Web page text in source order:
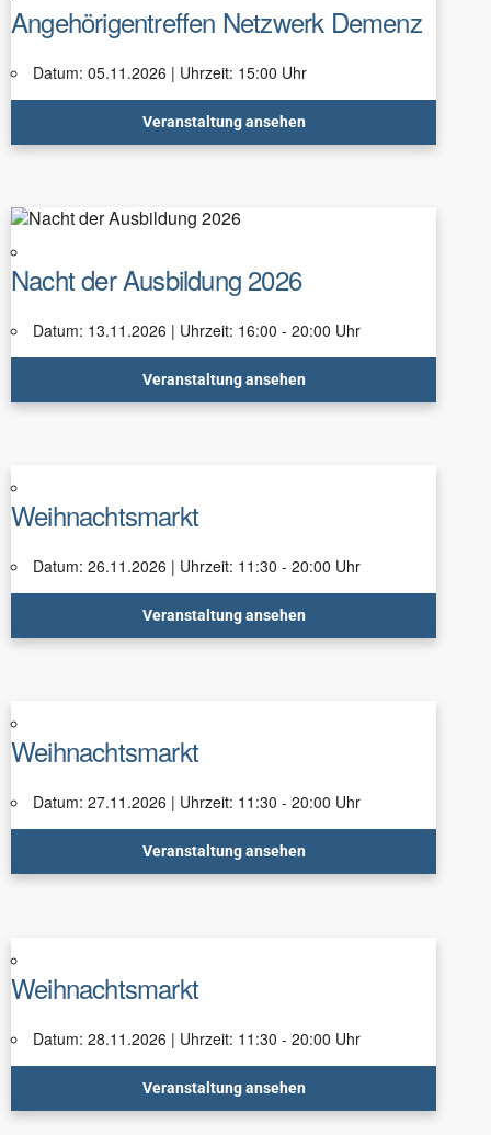
Angehörigentreffen Netzwerk Demenz
Datum: 05.11.2026 | Uhrzeit: 15:00 Uhr
Veranstaltung ansehen
Nacht der Ausbildung 2026
Datum: 13.11.2026 | Uhrzeit: 16:00 - 20:00 Uhr
Veranstaltung ansehen
Weihnachtsmarkt
Datum: 26.11.2026 | Uhrzeit: 11:30 - 20:00 Uhr
Veranstaltung ansehen
Weihnachtsmarkt
Datum: 27.11.2026 | Uhrzeit: 11:30 - 20:00 Uhr
Veranstaltung ansehen
Weihnachtsmarkt
Datum: 28.11.2026 | Uhrzeit: 11:30 - 20:00 Uhr
Veranstaltung ansehen